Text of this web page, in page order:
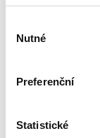
souhlasu
Nutné
Preferenční
Statistické
práva